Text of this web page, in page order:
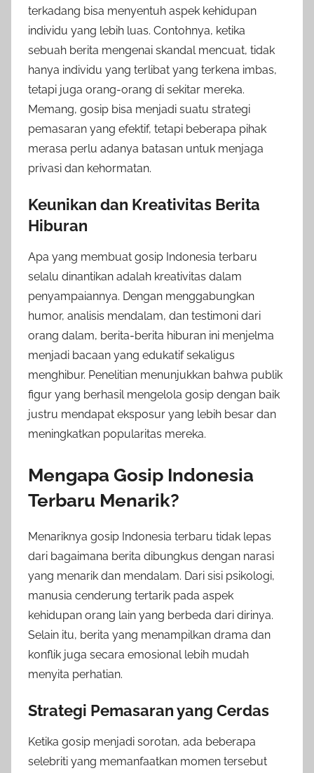
terkadang bisa menyentuh aspek kehidupan
individu yang lebih luas. Contohnya, ketika
sebuah berita mengenai skandal mencuat, tidak
hanya individu yang terlibat yang terkena imbas,
tetapi juga orang-orang di sekitar mereka.
Memang, gosip bisa menjadi suatu strategi
pemasaran yang efektif, tetapi beberapa pihak
merasa perlu adanya batasan untuk menjaga
privasi dan kehormatan.
Keunikan dan Kreativitas Berita
Hiburan
Apa yang membuat gosip Indonesia terbaru
selalu dinantikan adalah kreativitas dalam
penyampaiannya. Dengan menggabungkan
humor, analisis mendalam, dan testimoni dari
orang dalam, berita-berita hiburan ini menjelma
menjadi bacaan yang edukatif sekaligus
menghibur. Penelitian menunjukkan bahwa publik
figur yang berhasil mengelola gosip dengan baik
justru mendapat eksposur yang lebih besar dan
meningkatkan popularitas mereka.
Mengapa Gosip Indonesia
Terbaru Menarik?
Menariknya gosip Indonesia terbaru tidak lepas
dari bagaimana berita dibungkus dengan narasi
yang menarik dan mendalam. Dari sisi psikologi,
manusia cenderung tertarik pada aspek
kehidupan orang lain yang berbeda dari dirinya.
Selain itu, berita yang menampilkan drama dan
konflik juga secara emosional lebih mudah
menyita perhatian.
Strategi Pemasaran yang Cerdas
Ketika gosip menjadi sorotan, ada beberapa
selebriti yang memanfaatkan momen tersebut